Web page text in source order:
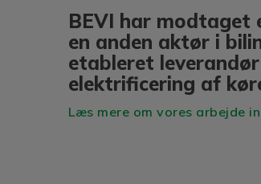
BEVI har
en anden aktør i
etableret
elektrificering af
Læs mere om vores arbejde